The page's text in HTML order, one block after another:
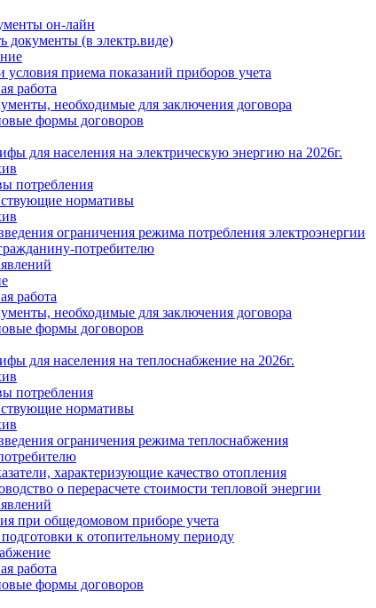
он-лайн
документы (в электр.виде)
условия приема показаний приборов учета
работа
необходимые для заключения договора
формы договоров
для населения на электрическую энергию на 2026г.
потребления
нормативы
ограничения режима потребления электроэнергии
потребителю
работа
необходимые для заключения договора
формы договоров
для населения на теплоснабжение на 2026г.
потребления
нормативы
ограничения режима теплоснабжения
характеризующие качество отопления
о перерасчете стоимости тепловой энергии
при общедомовом приборе учета
подготовки к отопительному периоду
работа
формы договоров